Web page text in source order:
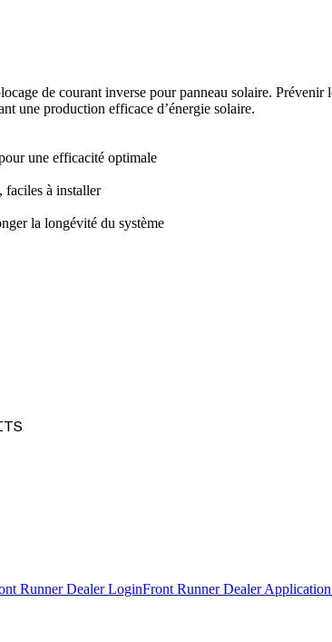
de courant inverse pour panneau solaire.
une production efficace d’énergie solaire.
une efficacité optimale
faciles à installer
la longévité du système
Runner Dealer LoginFront Runner Dealer